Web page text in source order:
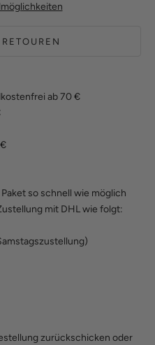
ab 70 €
so schnell wie möglich
mit DHL wie folgt:
zurückschicken oder